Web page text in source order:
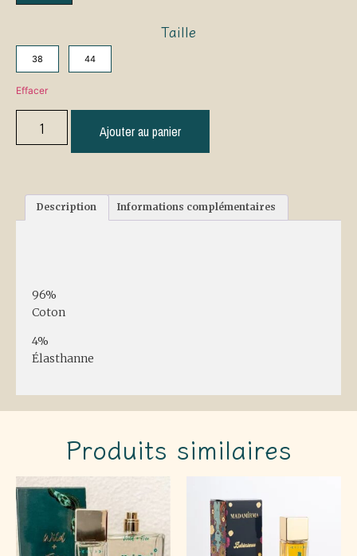
Taille
38 44
Effacer
Ajouter au panier
Description Informations complémentaires
96%
Coton
4%
Élasthanne
Produits similaires